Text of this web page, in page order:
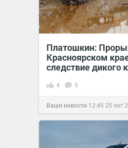
Платошкин:
Красноярском
следствие дикого
4 5
Ваши новости 12:45 25 окт